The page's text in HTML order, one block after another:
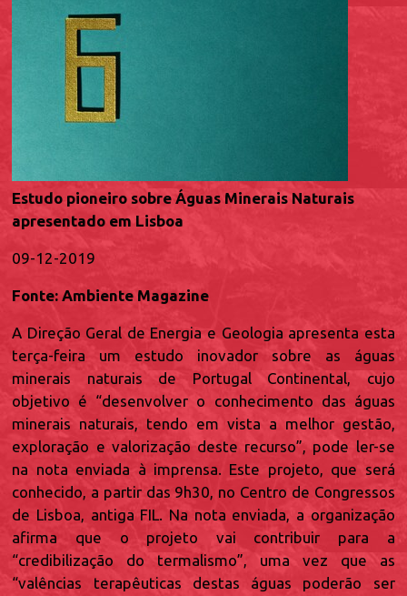
Estudo pioneiro sobre Águas Minerais Naturais
apresentado em Lisboa
09-12-2019
Fonte: Ambiente Magazine
A Direção Geral de Energia e Geologia apresenta esta
terça-feira um estudo inovador sobre as águas
minerais naturais de Portugal Continental, cujo
objetivo é “desenvolver o conhecimento das águas
minerais naturais, tendo em vista a melhor gestão,
exploração e valorização deste recurso”, pode ler-se
na nota enviada à imprensa. Este projeto, que será
conhecido, a partir das 9h30, no Centro de Congressos
de Lisboa, antiga FIL. Na nota enviada, a organização
afirma que o projeto vai contribuir para a
“credibilização do termalismo”, uma vez que as
“valências terapêuticas destas águas poderão ser